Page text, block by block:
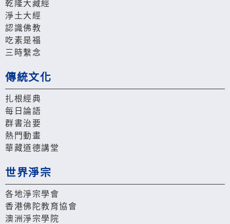
乾隆大藏經
淨土大經
認識佛教
吃素是福
三時繫念
傳統文化
扎根經典
每日論語
群書治要
熱門動畫
華藏道德講堂
世界淨宗
各地淨宗學會
香港佛陀教育協會
澳洲淨宗學院